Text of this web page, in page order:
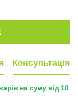
Консультація
на суму від 10